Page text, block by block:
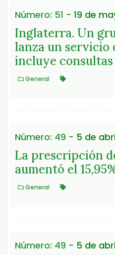
Número: 51 - 19 de
Inglaterra. Un
lanza un servicio
incluye consultas
General
Número: 49 - 5 de
La prescripción
aumentó el
General
Número: 49 - 5 de